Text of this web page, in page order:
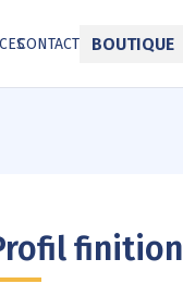
CONTACT BOUTIQUE
finition